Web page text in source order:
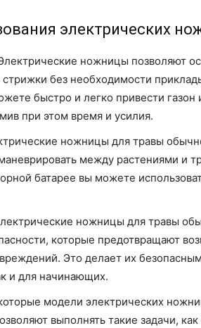
электрических
ножницы позволяют
без необходимости
быстро и легко привести газон
при этом время и усилия.
ножницы для травы
между растениями и
батарее вы можете
ножницы для травы
которые предотвращают
Это делает их
и для начинающих.
модели электрических
выполнять такие задачи, как